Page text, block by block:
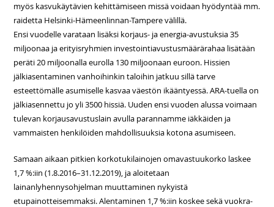
myös kasvukäytävien kehittämiseen missä voidaan hyödyntää mm.
raidetta Helsinki-Hämeenlinnan-Tampere välillä.
Ensi vuodelle varataan lisäksi korjaus- ja energia-avustuksia 35
miljoonaa ja erityisryhmien investointiavustusmäärärahaa lisätään
peräti 20 miljoonalla eurolla 130 miljoonaan euroon. Hissien
jälkiasentaminen vanhoihinkin taloihin jatkuu sillä tarve
esteettömälle asumiselle kasvaa väestön ikääntyessä. ARA-tuella on
jälkiasennettu jo yli 3500 hissiä. Uuden ensi vuoden alussa voimaan
tulevan korjausavustuslain avulla parannamme iäkkäiden ja
vammaisten henkilöiden mahdollisuuksia kotona asumiseen.
Samaan aikaan pitkien korkotukilainojen omavastuukorko laskee
1,7 %:iin (1.8.2016–31.12.2019), ja aloitetaan
lainanlyhennysohjelman muuttaminen nykyistä
etupainotteisemmaksi. Alentaminen 1,7 %:iin koskee sekä vuokra-